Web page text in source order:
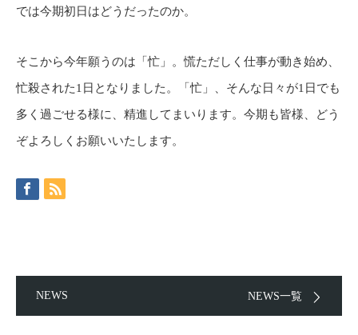
では今期初日はどうだったのか。
そこから今年願うのは「忙」。慌ただしく仕事が動き始め、
忙殺された1日となりました。「忙」、そんな日々が1日でも
多く過ごせる様に、精進してまいります。今期も皆様、どう
ぞよろしくお願いいたします。
NEWS NEWS一覧